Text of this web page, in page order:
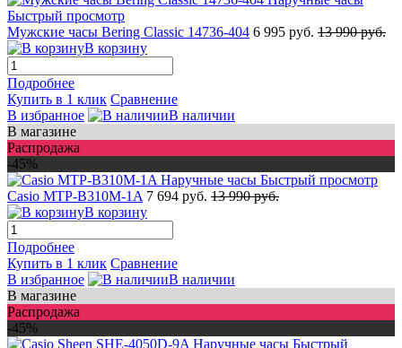
Быстрый просмотр
Мужские часы Bering Classic 14736-404 6 995 руб. 13 990 руб.
В корзину
Подробнее
Купить в 1 клик Сравнение
В избранное
В наличии
В магазине
Распродажа
-45%
Быстрый просмотр
Casio MTP-B310M-1A 7 694 руб. 13 990 руб.
В корзину
Подробнее
Купить в 1 клик Сравнение
В избранное
В наличии
В магазине
Распродажа
-45%
Быстрый